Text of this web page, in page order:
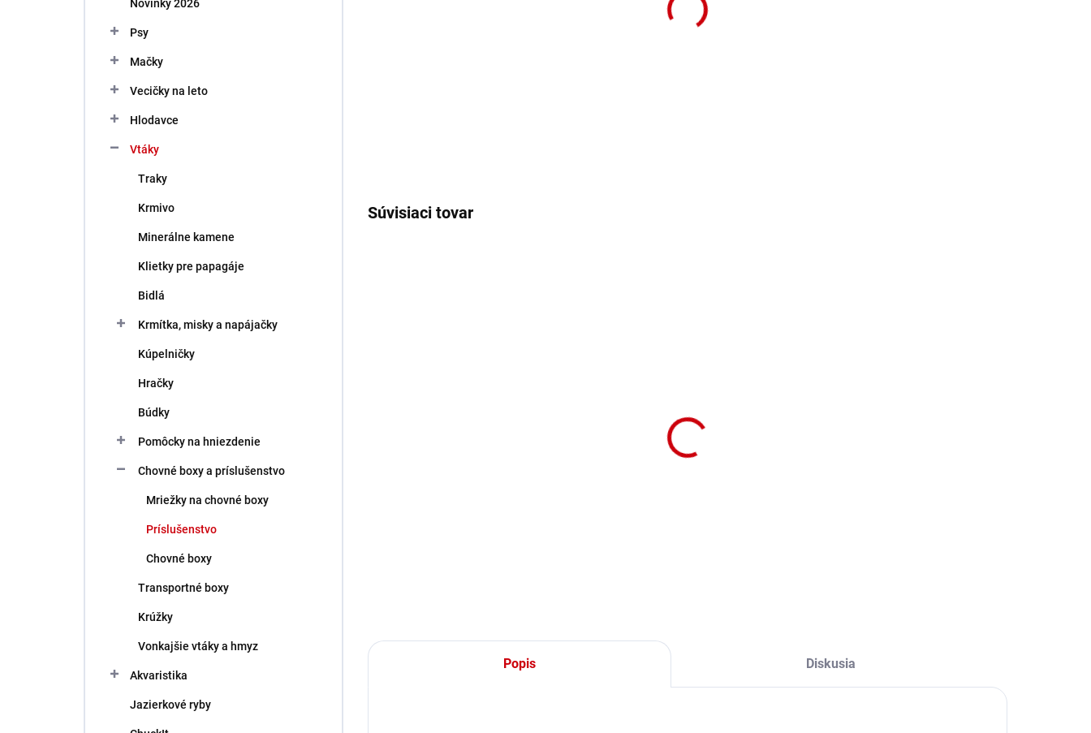
Novinky 2026
Psy
Mačky
Vecičky na leto
Hlodavce
Vtáky
Traky
Krmivo
Minerálne kamene
Klietky pre papagáje
Bidlá
Krmítka, misky a napájačky
Kúpelničky
Hračky
Búdky
Pomôcky na hniezdenie
Chovné boxy a príslušenstvo
Mriežky na chovné boxy
Príslušenstvo
Chovné boxy
Transportné boxy
Krúžky
Vonkajšie vtáky a hmyz
Akvaristika
Jazierkové ryby
Súvisiaci tovar
Popis Diskusia